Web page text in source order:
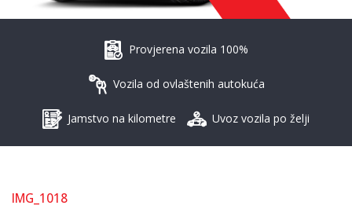
Provjerena vozila 100%
Vozila od ovlaštenih autokuća
Jamstvo na kilometre Uvoz vozila po želji
IMG_1018